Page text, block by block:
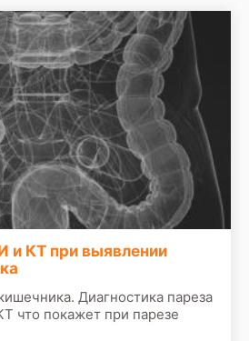
и КТ при выявлении
Диагностика пареза
что покажет при парезе